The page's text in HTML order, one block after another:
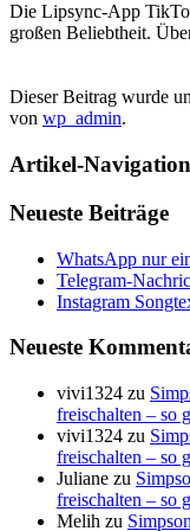
Die Lipsync-App
großen Beliebtheit.
Dieser Beitrag wurde
von wp_admin.
Artikel-Navigation
Neueste Beiträge
WhatsApp nur
Telegram-
Instagram
Neueste
vivi1324 zu
freischalten – so
vivi1324 zu
freischalten – so
Juliane zu
freischalten – so
Melih zu